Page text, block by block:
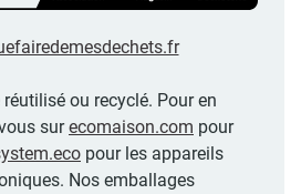
ou recyclé. Pour en
surecomaison.com pour
pour les appareils
Nos emballages